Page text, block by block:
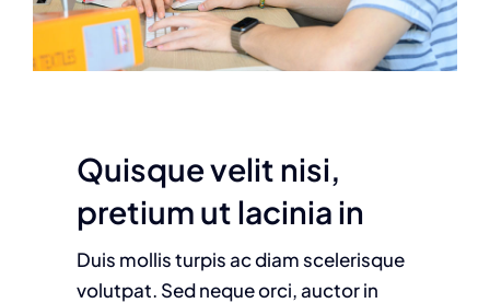
Quisque velit nisi,
pretium ut lacinia in
Duis mollis turpis ac diam scelerisque
volutpat. Sed neque orci, auctor in